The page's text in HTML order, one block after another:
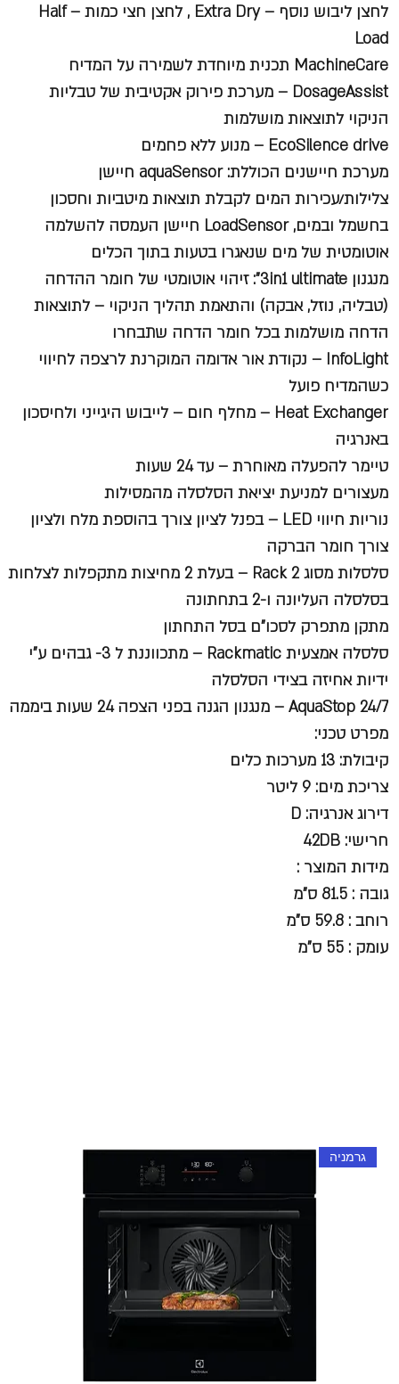
לחצן ליבוש נוסף – Extra Dry , לחצן חצי כמות – Half
Load
MachineCare תכנית מיוחדת לשמירה על המדיח
DosageAssist – מערכת פירוק אקטיבית של טבליות
הניקוי לתוצאות מושלמות
EcoSilence drive – מנוע ללא פחמים
מערכת חיישנים הכוללת: aquaSensor חיישן
צלילות/עכירות המים לקבלת תוצאות מיטביות וחסכון
בחשמל ובמים, LoadSensor חיישן העמסה להשלמה
אוטומטית של מים שנאגרו בטעות בתוך הכלים
מנגנון 3in1 ultimate": זיהוי אוטומטי של חומר ההדחה
(טבליה, נוזל, אבקה) והתאמת תהליך הניקוי – לתוצאות
הדחה מושלמות בכל חומר הדחה שתבחרו
InfoLight – נקודת אור אדומה המוקרנת לרצפה לחיווי
כשהמדיח פועל
Heat Exchanger – מחלף חום – לייבוש היגייני ולחיסכון
באנרגיה
טיימר להפעלה מאוחרת – עד 24 שעות
מעצורים למניעת יציאת הסלסלה מהמסילות
נוריות חיווי LED – בפנל לציון צורך בהוספת מלח ולציון
צורך חומר הברקה
סלסלות מסוג Rack 2 – בעלת 2 מחיצות מתקפלות לצלחות
בסלסלה העליונה ו-2 בתחתונה
מתקן מתפרק לסכו"ם בסל התחתון
סלסלה אמצעית Rackmatic – מתכווננת ל 3- גבהים ע"י
ידיות אחיזה בצידי הסלסלה
AquaStop 24/7 – מנגנון הגנה בפני הצפה 24 שעות ביממה
מפרט טכני:
קיבולת: 13 מערכות כלים
צריכת מים: 9 ליטר
דירוג אנרגיה: D
חרישי: 42DB
מידות המוצר :
גובה : 81.5 ס"מ
רוחב : 59.8 ס"מ
עומק : 55 ס"מ
גרמניה